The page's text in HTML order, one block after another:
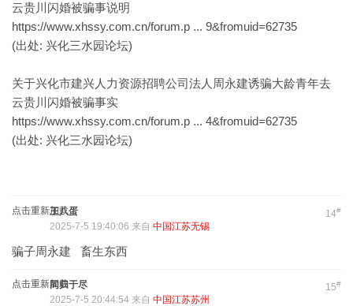
云贵川闪婚被骗事说明
https://www.xhssy.com.cn/forum.p ... 9&fromuid=62735
(出处: 兴化三水园论坛)
关于兴化市建兴人力资源招聘公司法人周永建诱骗大龄青年去
云贵川闪婚被骗事实
https://www.xhssy.com.cn/forum.p ... 4&fromuid=62735
(出处: 兴化三水园论坛)
点击重新加载 14#
王八蛋
2025-7-5 19:40:06 来自 中国江苏无锡
骗子周永建 畜生东西
点击重新加载 15#
同归于尽
2025-7-5 20:44:54 来自 中国江苏苏州